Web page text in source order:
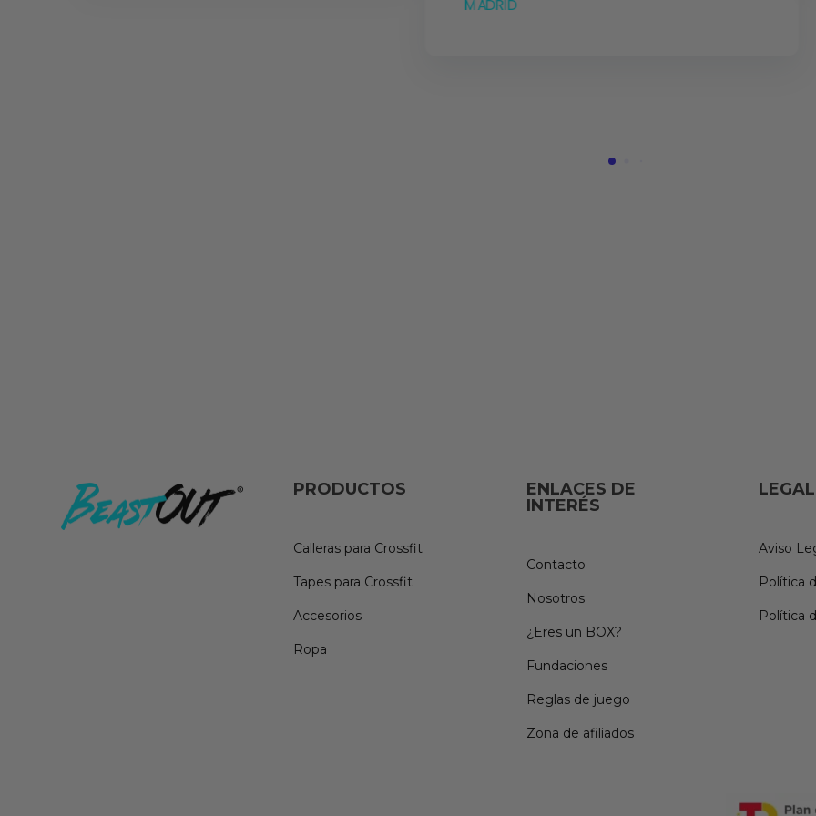
MADRID
PRODUCTOS
Calleras para Crossfit
Tapes para Crossfit
Accesorios
Ropa
ENLACES DE
INTERÉS
Contacto
Nosotros
¿Eres un BOX?
Fundaciones
Reglas de juego
Zona de afiliados
LEGAL
Aviso
Política
Política